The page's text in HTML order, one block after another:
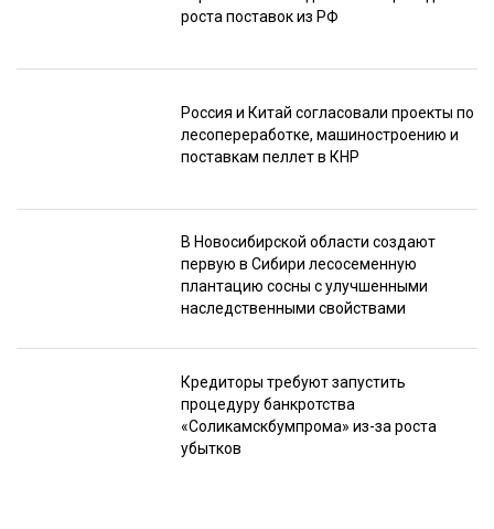
роста поставок из РФ
Россия и Китай согласовали проекты по
лесопереработке, машиностроению и
поставкам пеллет в КНР
В Новосибирской области создают
первую в Сибири лесосеменную
плантацию сосны с улучшенными
наследственными свойствами
Кредиторы требуют запустить
процедуру банкротства
«Соликамскбумпрома» из-за роста
убытков